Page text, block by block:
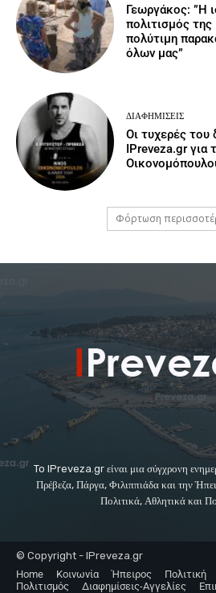
Γεωργάκος: ”Η
πολιτισμός
πολύτιμη
όλων μας”
ΔΙΑΦΗΜΊΣΕΙΣ
Οι τυχερές του
IPreveza.gr για
Φόρτωση
To IPreveza.gr είναι μια σύγχρονη
Πρέβεζα, Πάργα, Φιλιππιάδα και την
Πολιτικά, Αθλητικά και
© Copyright - IPreveza.gr
Home
Κοινωνία Ήπειρος Πολιτική
Πολιτισμός
Διαφημίσεις-Αγγελίες